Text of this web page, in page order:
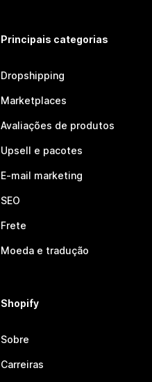
Principais categorias
Dropshipping
Marketplaces
Avaliações de produtos
Upsell e pacotes
E-mail marketing
SEO
Frete
Moeda e tradução
Shopify
Sobre
Carreiras